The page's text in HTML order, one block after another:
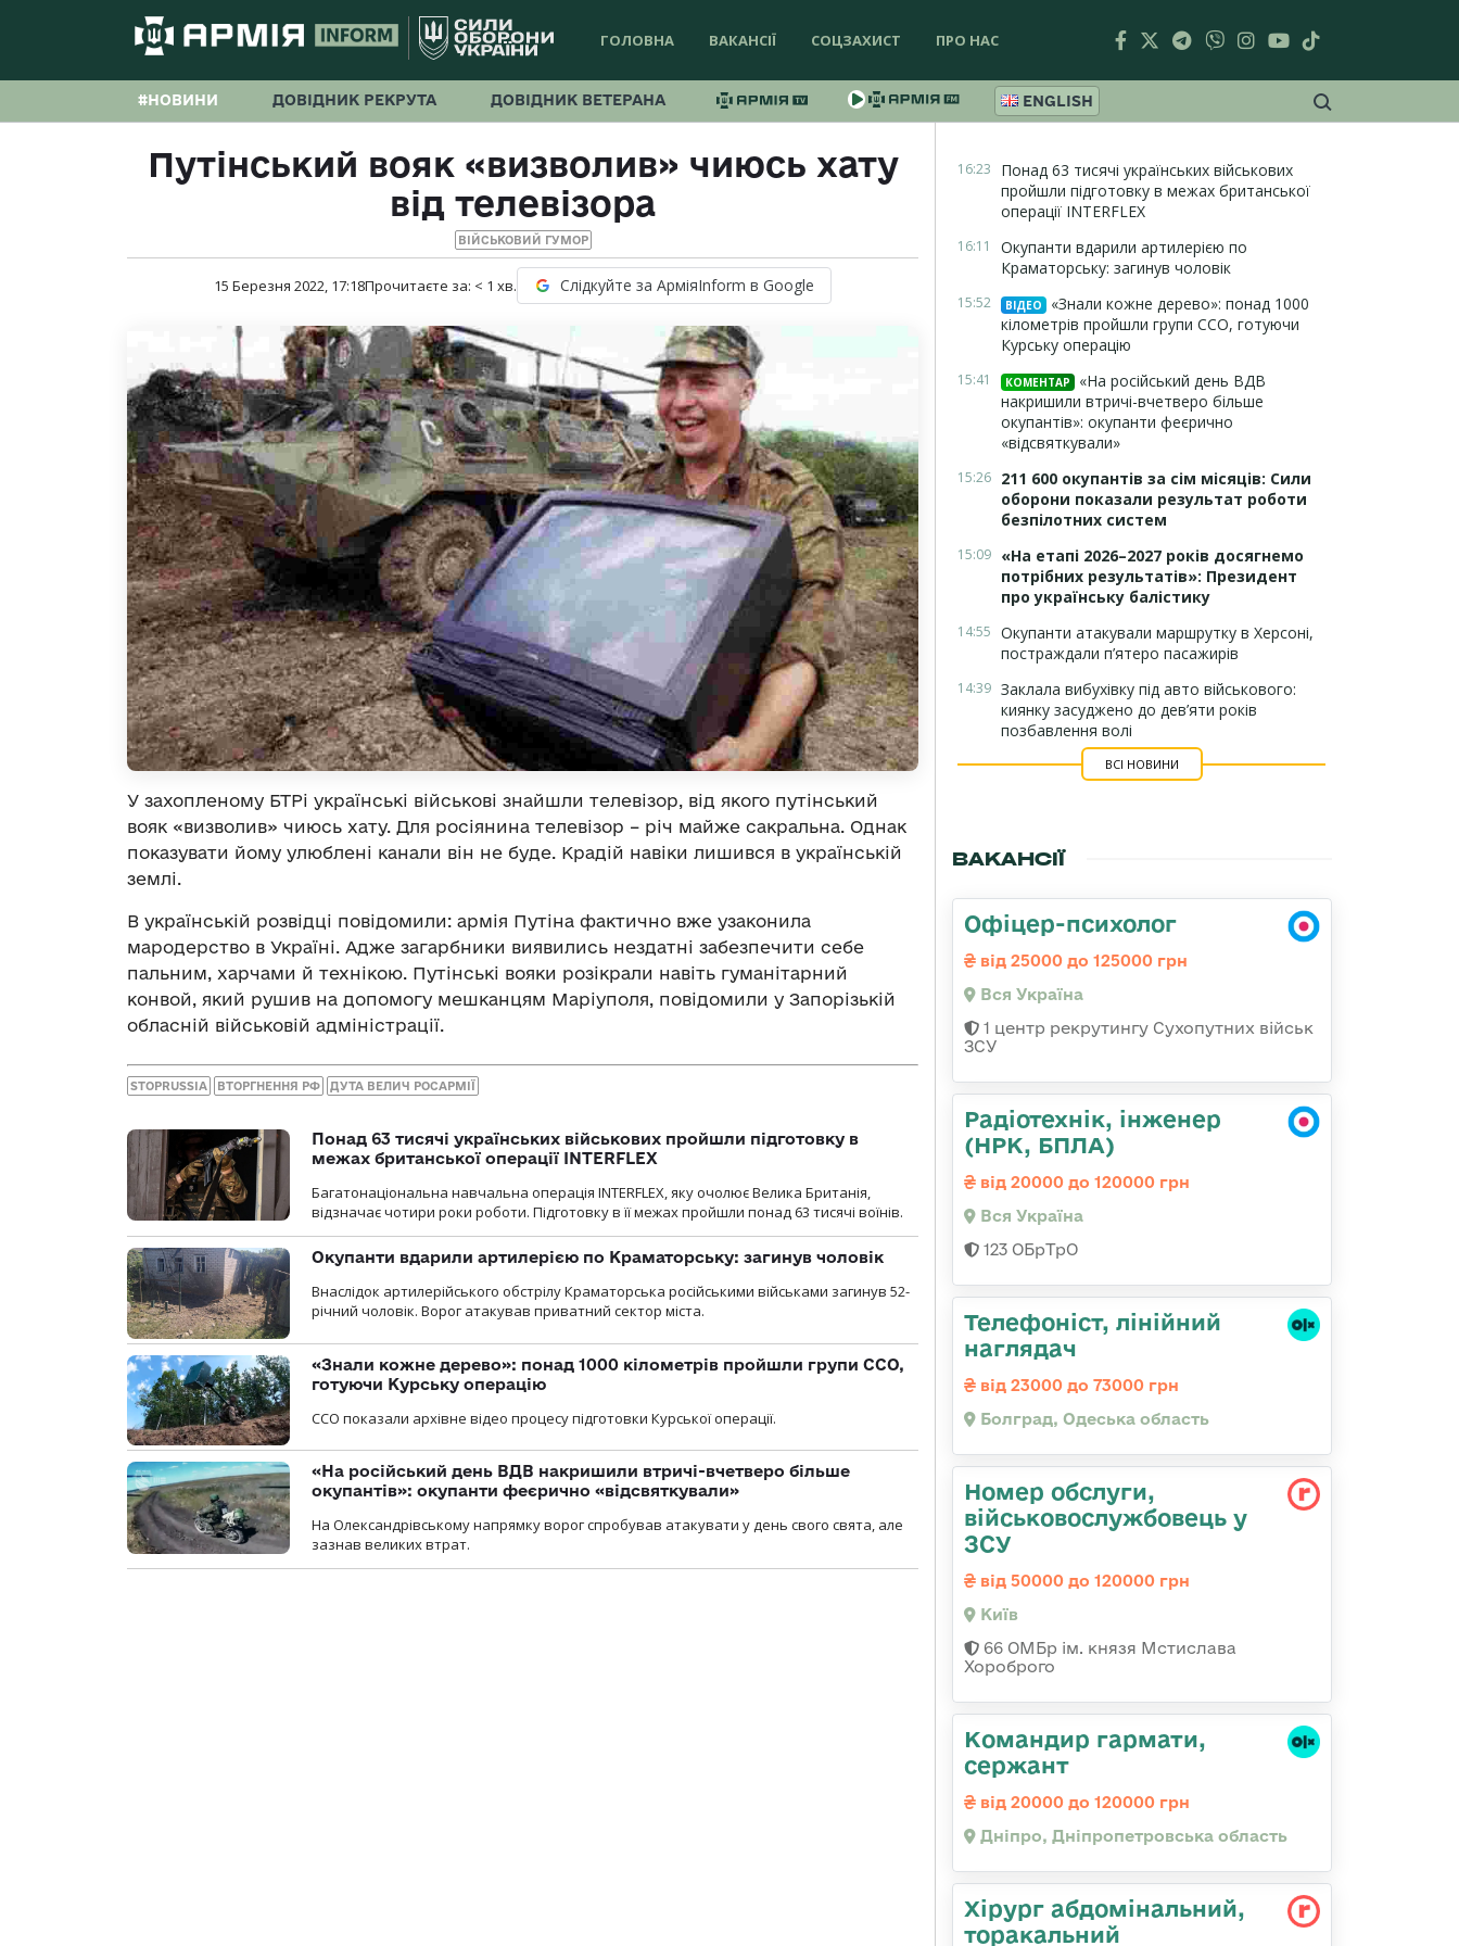
ГОЛОВНА ВАКАНСІЇ СОЦЗАХИСТ ПРО НАС
#НОВИНИ ДОВІДНИК РЕКРУТА ДОВІДНИК ВЕТЕРАНА ENGLISH
Путінський вояк «визволив» чиюсь хату
від телевізора
ВІЙСЬКОВИЙ ГУМОР
15 Березня 2022, 17:18Прочитаєте за: < 1 хв. Слідкуйте за АрміяInform в Google
У захопленому БТРі українські військові знайшли телевізор, від якого путінський
вояк «визволив» чиюсь хату. Для росіянина телевізор – річ майже сакральна. Однак
показувати йому улюблені канали він не буде. Крадій навіки лишився в українській
землі.
В українській розвідці повідомили: армія Путіна фактично вже узаконила
мародерство в Україні. Адже загарбники виявились нездатні забезпечити себе
пальним, харчами й технікою. Путінські вояки розікрали навіть гуманітарний
конвой, який рушив на допомогу мешканцям Маріуполя, повідомили у Запорізькій
обласній військовій адміністрації.
STOPRUSSIA ВТОРГНЕННЯ РФ ДУТА ВЕЛИЧ РОСАРМІЇ
Понад 63 тисячі українських військових пройшли підготовку в
межах британської операції INTERFLEX
Багатонаціональна навчальна операція INTERFLEX, яку очолює Велика Британія,
відзначає чотири роки роботи. Підготовку в її межах пройшли понад 63 тисячі воїнів.
Окупанти вдарили артилерією по Краматорську: загинув чоловік
Внаслідок артилерійського обстрілу Краматорська російськими військами загинув 52-
річний чоловік. Ворог атакував приватний сектор міста.
«Знали кожне дерево»: понад 1000 кілометрів пройшли групи ССО,
готуючи Курську операцію
ССО показали архівне відео процесу підготовки Курської операції.
«На російський день ВДВ накришили втричі-вчетверо більше
окупантів»: окупанти феєрично «відсвяткували»
На Олександрівському напрямку ворог спробував атакувати у день свого свята, але
зазнав великих втрат.
16:23
Понад 63 тисячі українських військових
пройшли підготовку в межах британської
операції INTERFLEX
16:11
Окупанти вдарили артилерією по
Краматорську: загинув чоловік
15:52 ВІДЕО
«Знали кожне дерево»: понад 1000
кілометрів пройшли групи ССО, готуючи
Курську операцію
15:41 КОМЕНТАР
«На російський день ВДВ
накришили втричі-вчетверо більше
окупантів»: окупанти феєрично
«відсвяткували»
15:26 211 600 окупантів за сім місяців: Сили
оборони показали результат роботи
безпілотних систем
15:09 «На етапі 2026–2027 років досягнемо
потрібних результатів»: Президент
про українську балістику
14:55 Окупанти атакували маршрутку в Херсоні,
постраждали п’ятеро пасажирів
14:39 Заклала вибухівку під авто військового:
киянку засуджено до дев’яти років
позбавлення волі
ВСІ НОВИНИ
ВАКАНСІЇ
Офіцер-психолог
від 25000 до 125000 грн
Вся Україна
1 центр рекрутингу Сухопутних військ
ЗСУ
Радіотехнік, інженер
(НРК, БПЛА)
від 20000 до 120000 грн
Вся Україна
123 ОБрТрО
Телефоніст, лінійний
наглядач
від 23000 до 73000 грн
Болград, Одеська область
Номер обслуги,
військовослужбовець у
ЗСУ
від 50000 до 120000 грн
Київ
66 ОМБр ім. князя Мстислава
Хороброго
Командир гармати,
сержант
від 20000 до 120000 грн
Дніпро, Дніпропетровська область
Хірург абдомінальний,
торакальний